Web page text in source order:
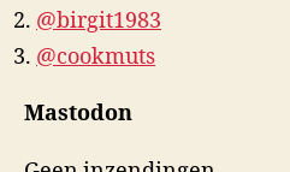
@birgit1983
@cookmuts
Mastodon